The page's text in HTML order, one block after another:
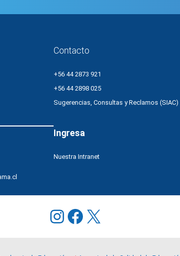
Contacto
+56 44 2873 921
+56 44 2898 025
Sugerencias, Consultas y Reclamos (SIAC)
Ingresa
Nuestra Intranet
Instagram
Facebook
X